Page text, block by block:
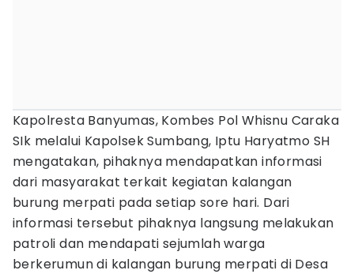
Kapolresta Banyumas, Kombes Pol Whisnu Caraka
SIk melalui Kapolsek Sumbang, Iptu Haryatmo SH
mengatakan, pihaknya mendapatkan informasi
dari masyarakat terkait kegiatan kalangan
burung merpati pada setiap sore hari. Dari
informasi tersebut pihaknya langsung melakukan
patroli dan mendapati sejumlah warga
berkerumun di kalangan burung merpati di Desa